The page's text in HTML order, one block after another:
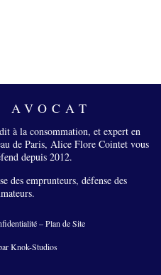
AVOCAT
à la consommation, et expert en
de Paris, Alice Flore Cointet vous
depuis 2012.
des emprunteurs, défense des
–Plan de Site
Knok-Studios